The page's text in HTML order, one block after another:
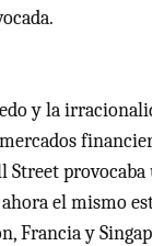
y la
Street
el mismo
Francia y